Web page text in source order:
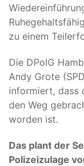
zu einem
Die DPolG
Andy Grote
informiert, dass
den Weg
worden ist.
Das plant der
Polizeizulage